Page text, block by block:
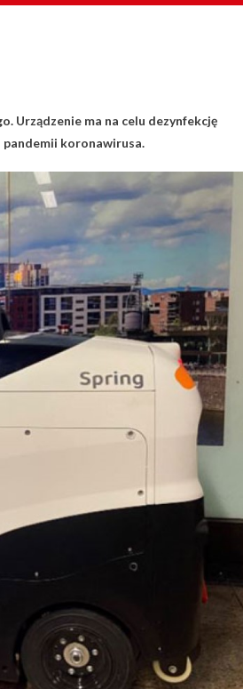
Urządzenie ma na celu dezynfekcję
pandemii koronawirusa.